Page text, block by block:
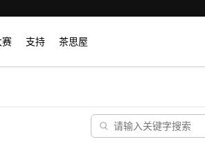
赛 支持 茶思屋